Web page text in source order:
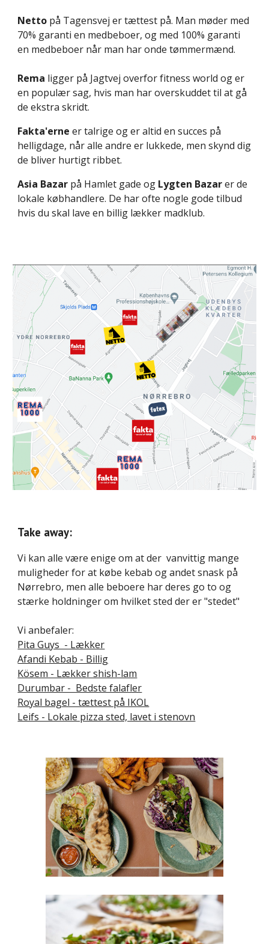
Netto på Tagensvej er tættest på. Man møder med
70% garanti en medbeboer, og med 100% garanti
en medbeboer når man har onde tømmermænd.
Rema ligger på Jagtvej overfor fitness world og er
en populær sag, hvis man har overskuddet til at gå
de ekstra skridt.
Fakta'erne er talrige og er altid en succes på
helligdage, når alle andre er lukkede, men skynd dig
de bliver hurtigt ribbet.
Asia Bazar på Hamlet gade og Lygten Bazarer de
lokale købhandlere. De har ofte nogle gode tilbud
hvis du skal lave en billig lækker madklub.
Take away:
Vi kan alle være enige om at der vanvittig mange
muligheder for at købe kebab og andet snask på
Nørrebro, men alle beboere har deres go to og
stærke holdninger om hvilket sted der er "stedet"
Vi anbefaler:
Pita Guys - Lækker
Afandi Kebab - Billig
Kösem - Lækker shish-lam
Durumbar - Bedste falafler
Royal bagel - tættest på IKOL
Leifs - Lokale pizza sted, lavet i stenovn